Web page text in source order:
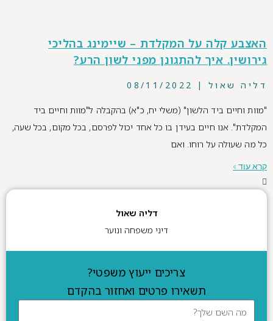
דליה שאול
דיני משפחה ונוער
צריכים ייעוץ משפטי?
תשאירו פרטים ואחזור בהקדם
האצבע קלה על המקלדת – שיימינג בהליכי
גירושין. איך להתגונן מפני לשון הרע?
דליה שאול
"מוות וחיים ביד הלשון" (משלי יח, כ"א) בהקבלה ל"מוות וחיים ביד
המקלדת". אנו חיים בעידן בו כל אחד יכול לפרסם, בכל מקום, בכל שעה,
כל מה שעולה על רוחו. ואם
קרא עוד »